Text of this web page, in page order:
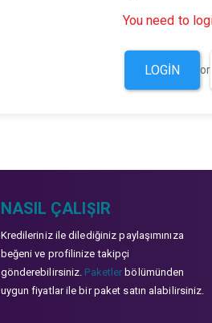
You need to
LOGIN or
NASIL ÇALIŞIR
Kredileriniz ile dilediğiniz paylaşımınıza
beğeni ve profilinize takipçi
gönderebilirsiniz. Paketler bölümünden
uygun fiyatlar ile bir paket satın alabilirsiniz.